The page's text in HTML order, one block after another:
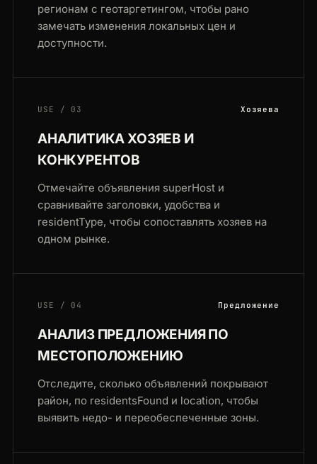
регионам с геотаргетингом, чтобы рано
замечать изменения локальных цен и
доступности.
USE / 03 Хозяева
АНАЛИТИКА ХОЗЯЕВ И
КОНКУРЕНТОВ
Отмечайте объявления superHost и
сравнивайте заголовки, удобства и
residentType, чтобы сопоставлять хозяев на
одном рынке.
USE / 04 Предложение
АНАЛИЗ ПРЕДЛОЖЕНИЯ ПО
МЕСТОПОЛОЖЕНИЮ
Отследите, сколько объявлений покрывают
район, по residentsFound и location, чтобы
выявить недо- и переобеспеченные зоны.